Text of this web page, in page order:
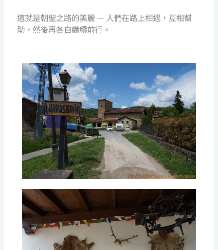
這就是朝聖之路的美麗 — 人們在路上相遇，互相幫
助，然後再各自繼續前行。